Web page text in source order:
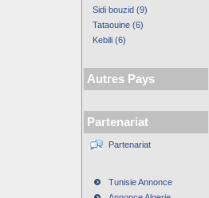
Sidi bouzid (9)
Tataouine (6)
Kebili (6)
Autres Pays
Partenariat
Partenariat
Tunisie Annonce